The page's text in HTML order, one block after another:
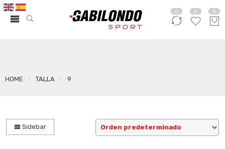
0 0 0
HOME TALLA 9
Sidebar